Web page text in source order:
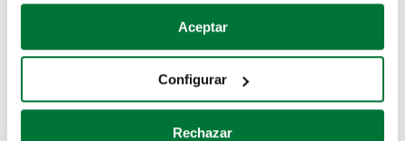
Si lo permite, también quisiéramos:
Recopilar información sobre su ubicación geográfica
Identificar su dispositivo analizándolo activamente
para buscar características específicas (huellas
Aceptar
Configurar
Rechazar
Coches de segunda mano
Coches de km0